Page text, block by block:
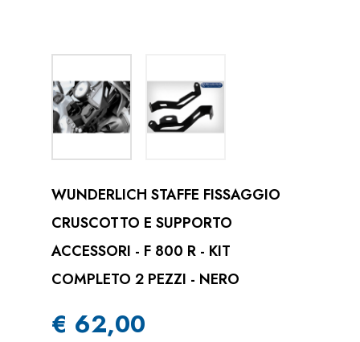
WUNDERLICH STAFFE FISSAGGIO
CRUSCOTTO E SUPPORTO
ACCESSORI - F 800 R - KIT
COMPLETO 2 PEZZI - NERO
€ 62,00